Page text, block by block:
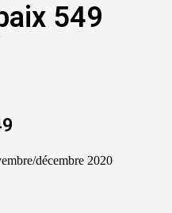
549
décembre 2020